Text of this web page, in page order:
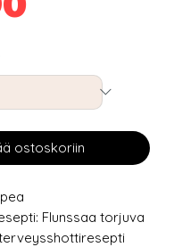
ostoskoriin
Flunssaa torjuva